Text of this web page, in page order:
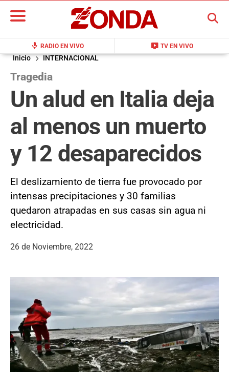
mic RADIO EN VIVO live_tv TV EN VIVO
BUSCAR
Inicio INTERNACIONAL
Tragedia
Un alud en Italia deja
al menos un muerto
y 12 desaparecidos
El deslizamiento de tierra fue provocado por
intensas precipitaciones y 30 familias
quedaron atrapadas en sus casas sin agua ni
electricidad.
26 de Noviembre, 2022